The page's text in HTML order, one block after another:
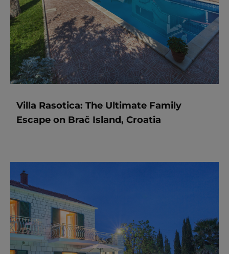
Villa Rasotica: The Ultimate Family
Escape on Brač Island, Croatia